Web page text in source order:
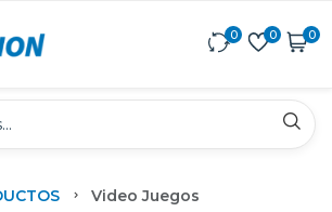
0 0 0
Video Juegos